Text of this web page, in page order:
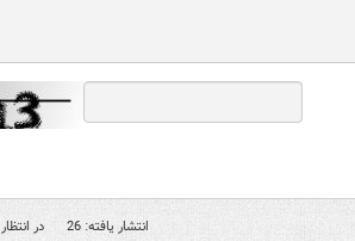
انتشار یافته: 26 در